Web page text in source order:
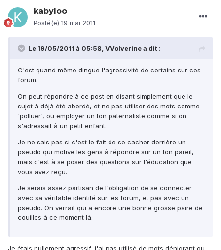
kabyloo
Posté(e) 19 mai 2011
Le 19/05/2011 à 05:58, VVolverine a dit :
C'est quand même dingue l'agressivité de certains sur ces
forum.
On peut répondre à ce post en disant simplement que le
sujet à déjà été abordé, et ne pas utiliser des mots comme
'polluer', ou employer un ton paternaliste comme si on
s'adressait à un petit enfant.
Je ne sais pas si c'est le fait de se cacher derrière un
pseudo qui motive les gens à répondre sur un ton pareil,
mais c'est à se poser des questions sur l'éducation que
vous avez reçu.
Je serais assez partisan de l'obligation de se connecter
avec sa véritable identité sur les forum, et pas avec un
pseudo. On verrait qui a encore une bonne grosse paire de
couilles à ce moment là.
Je étais nullement agressif, j'ai pas utilisé de mots dénigrant ou